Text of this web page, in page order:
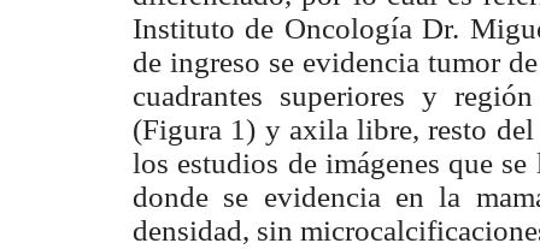
Instituto de Oncología Dr.
de ingreso se evidencia tumor
cuadrantes superiores y
(Figura 1) y axila libre, resto
los estudios de imágenes que
donde se evidencia en la
densidad, sin